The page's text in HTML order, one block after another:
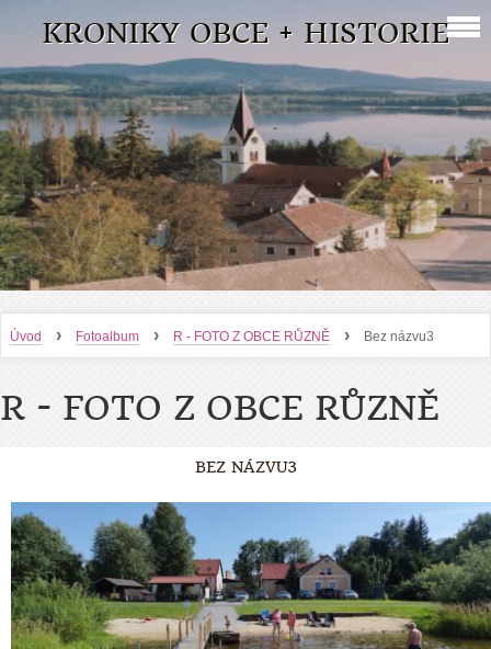
KRONIKY OBCE + HISTORIE
Úvod › Fotoalbum › R - FOTO Z OBCE RŮZNĚ › Bez názvu3
R - FOTO Z OBCE RŮZNĚ
BEZ NÁZVU3